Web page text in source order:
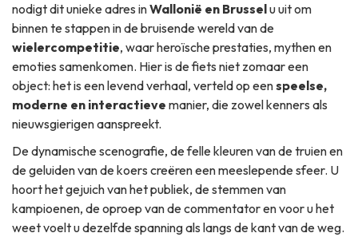
nodigt dit unieke adres inWallonië en Brusselu uit om
binnen te stappen in de bruisende wereld van de
wielercompetitie, waar heroïsche prestaties, mythen en
emoties samenkomen. Hier is de fiets niet zomaar een
object: het is een levend verhaal, verteld op eenspeelse,
moderne en interactieve manier, die zowel kenners als
nieuwsgierigen aanspreekt.
De dynamische scenografie, de felle kleuren van de truien en
de geluiden van de koers creëren een meeslepende sfeer. U
hoort het gejuich van het publiek, de stemmen van
kampioenen, de oproep van de commentator en voor u het
weet voelt u dezelfde spanning als langs de kant van de weg.